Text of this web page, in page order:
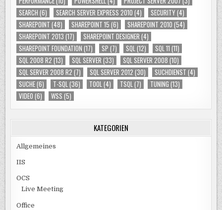
SEARCH (6) SEARCH SERVER EXPRESS 2010 (4) SECURITY(4)
SHAREPOINT (48) SHAREPOINT 15 (6) SHAREPOINT 2010 (54)
SHAREPOINT 2013 (17) SHAREPOINT DESIGNER (4)
SHAREPOINT FOUNDATION (17) SP (7) SQL(12) SQL 11 (11)
SQL 2008 R2 (13) SQL SERVER (33) SQL SERVER 2008 (10)
SQL SERVER 2008 R2 (7) SQL SERVER 2012 (30) SUCHDIENST (4)
SUCHE(6) T-SQL(36) TOOL(4) TSQL(7) TUNING (13)
VIDEO (6) WSS (5)
KATEGORIEN
Allgemeines
IIS
OCS
Live Meeting
Office